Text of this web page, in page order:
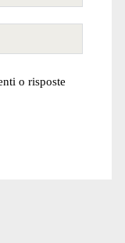
o risposte